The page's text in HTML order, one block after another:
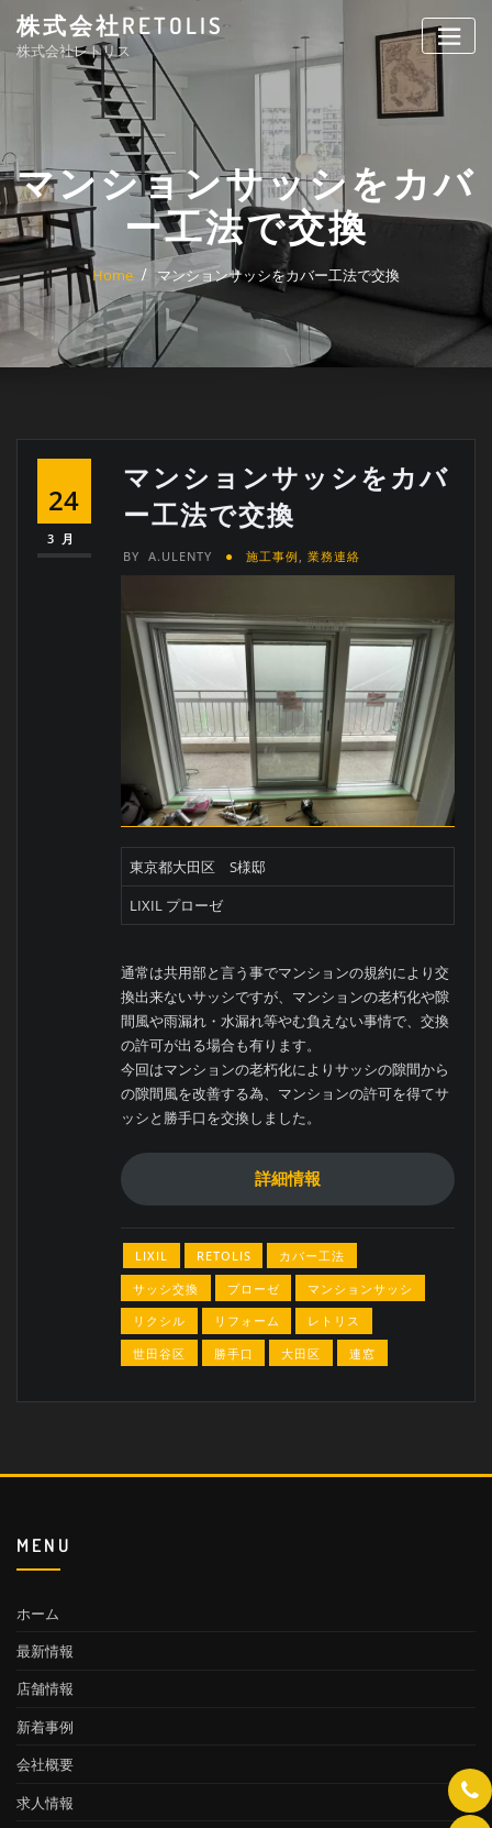
Skip
content
株式会社RETOLIS
株式会社レトリス
マンションサッシをカバ
ー工法で交換
Home マンションサッシをカバー工法で交換
24
3月
マンションサッシをカバ
ー工法で交換
BY A.ULENTY 施工事例 業務連絡
東京都大田区 S様邸
LIXIL プローゼ
通常は共用部と言う事でマンションの規約により交
換出来ないサッシですが、マンションの老朽化や隙
間風や雨漏れ・水漏れ等やむ負えない事情で、交換
の許可が出る場合も有ります。
今回はマンションの老朽化によりサッシの隙間から
の隙間風を改善する為、マンションの許可を得てサ
ッシと勝手口を交換しました。
詳細情報
LIXIL RETOLIS
カバー工法
サッシ交換
プローゼ
マンションサッシ
リクシル
リフォーム
レトリス
世田谷区
勝手口 大田区 連窓
MENU
ホーム
最新情報
店舗情報
新着事例
会社概要
求人情報